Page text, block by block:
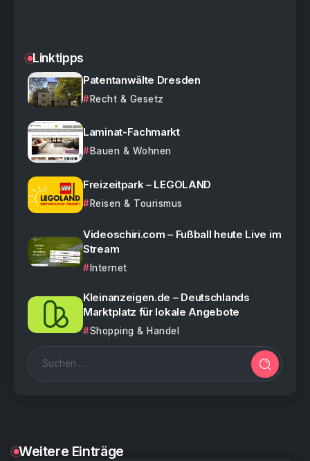
Linktipps
Patentanwälte Dresden
Recht & Gesetz
Laminat-Fachmarkt
Bauen & Wohnen
Freizeitpark – LEGOLAND
Reisen & Tourismus
Videoschiri.com – Fußball heute Live im
Stream
Internet
Kleinanzeigen.de – Deutschlands
Marktplatz für lokale Angebote
Shopping & Handel
Weitere Einträge